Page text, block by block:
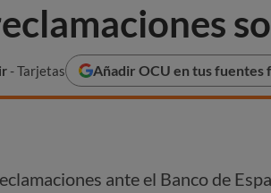
- Tarjetas Añadir OCU en tus fuentes
ante el Banco de